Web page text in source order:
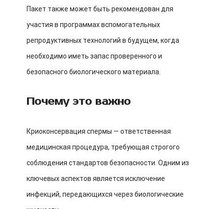
Пакет также может быть рекомендован для
участия в программах вспомогательных
репродуктивных технологий в будущем, когда
необходимо иметь запас проверенного и
безопасного биологического материала.
Почему это важно
Криоконсервация спермы — ответственная
медицинская процедура, требующая строгого
соблюдения стандартов безопасности. Одним из
ключевых аспектов является исключение
инфекций, передающихся через биологические